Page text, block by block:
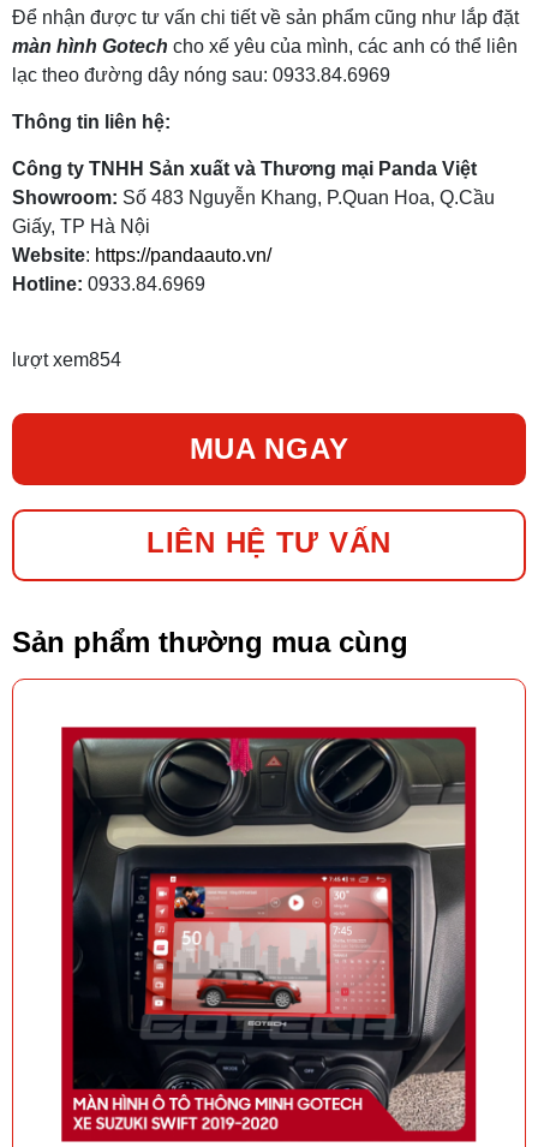
Để nhận được tư vấn chi tiết về sản phẩm cũng như lắp đặt
màn hình Gotech cho xế yêu của mình, các anh có thể liên
lạc theo đường dây nóng sau: 0933.84.6969
Thông tin liên hệ:
Công ty TNHH Sản xuất và Thương mại Panda Việt
Showroom: Số 483 Nguyễn Khang, P.Quan Hoa, Q.Cầu
Giấy, TP Hà Nội
Website: https://pandaauto.vn/
Hotline: 0933.84.6969
lượt xem854
MUA NGAY
LIÊN HỆ TƯ VẤN
Sản phẩm thường mua cùng